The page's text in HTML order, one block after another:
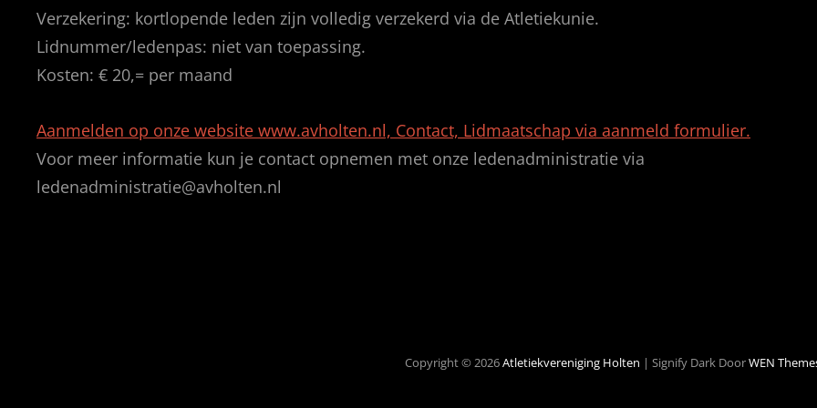
Verzekering: kortlopende leden zijn volledig verzekerd via de Atletiekunie.
Lidnummer/ledenpas: niet van toepassing.
Kosten: € 20,= per maand
Aanmelden op onze website www.avholten.nl, Contact, Lidmaatschap via aanmeld formulier.
Voor meer informatie kun je contact opnemen met onze ledenadministratie via
ledenadministratie@avholten.nl
Copyright © 2026Atletiekvereniging Holten | Signify Dark DoorWEN